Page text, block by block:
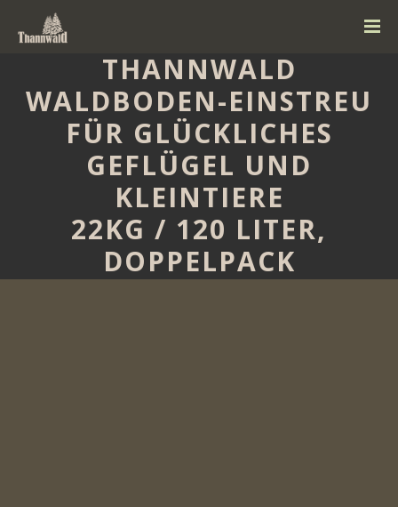
THANNWALD
WALDBODEN-EINSTREU
FÜR GLÜCKLICHES
GEFLÜGEL UND
KLEINTIERE
22KG / 120 LITER,
DOPPELPACK